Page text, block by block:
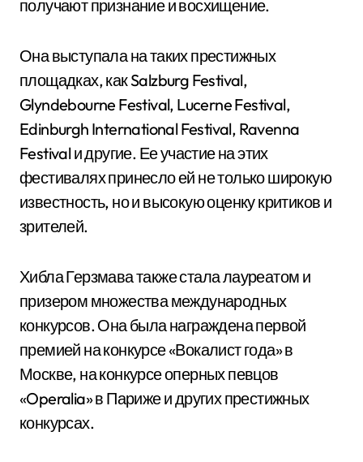
получают признание и восхищение.
Она выступала на таких престижных
площадках, как Salzburg Festival,
Glyndebourne Festival, Lucerne Festival,
Edinburgh International Festival, Ravenna
Festival и другие. Ее участие на этих
фестивалях принесло ей не только широкую
известность, но и высокую оценку критиков и
зрителей.
Хибла Герзмава также стала лауреатом и
призером множества международных
конкурсов. Она была награждена первой
премией на конкурсе «Вокалист года» в
Москве, на конкурсе оперных певцов
«Operalia» в Париже и других престижных
конкурсах.